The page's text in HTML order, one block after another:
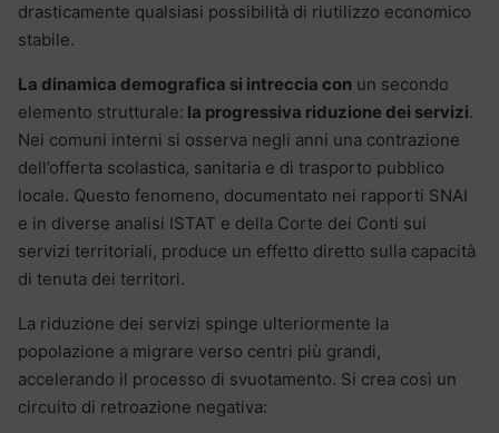
drasticamente qualsiasi possibilità di riutilizzo economico
stabile.
La dinamica demografica si intreccia con un secondo
elemento strutturale: la progressiva riduzione dei servizi.
Nei comuni interni si osserva negli anni una contrazione
dell’offerta scolastica, sanitaria e di trasporto pubblico
locale. Questo fenomeno, documentato nei rapporti SNAI
e in diverse analisi ISTAT e della Corte dei Conti sui
servizi territoriali, produce un effetto diretto sulla capacità
di tenuta dei territori.
La riduzione dei servizi spinge ulteriormente la
popolazione a migrare verso centri più grandi,
accelerando il processo di svuotamento. Si crea così un
circuito di retroazione negativa: